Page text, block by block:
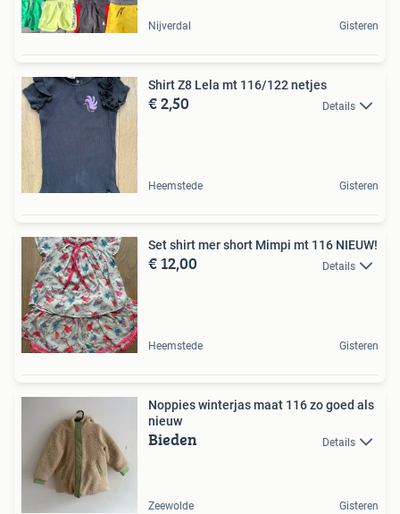
Nijverdal Gisteren
Shirt Z8 Lela mt 116/122 netjes
€ 2,50 Details
Heemstede Gisteren
Set shirt mer short Mimpi mt 116 NIEUW!
€ 12,00 Details
Heemstede Gisteren
Noppies winterjas maat 116 zo goed als
nieuw
Bieden Details
Zeewolde Gisteren